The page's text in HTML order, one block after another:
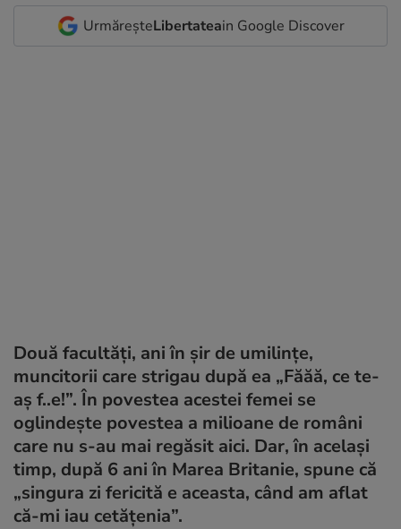
UrmăreșteLibertateain Google Discover
Două facultăți, ani în șir de umilințe,
muncitorii care strigau după ea „Făăă, ce te-
aș f..e!”. În povestea acestei femei se
oglindește povestea a milioane de români
care nu s-au mai regăsit aici. Dar, în același
timp, după 6 ani în Marea Britanie, spune că
„singura zi fericită e aceasta, când am aflat
că-mi iau cetățenia”.